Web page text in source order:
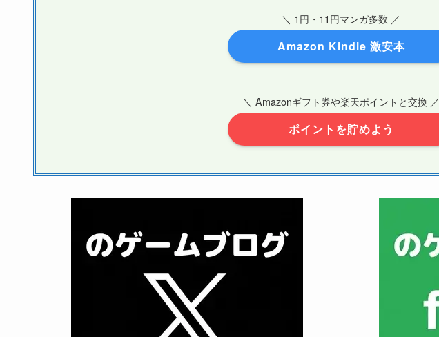
＼ 1円・11円マンガ多数 ／
Amazon Kindle 激安本
＼ Amazonギフト券や楽天ポイントと交換 ／
ポイントを貯めよう